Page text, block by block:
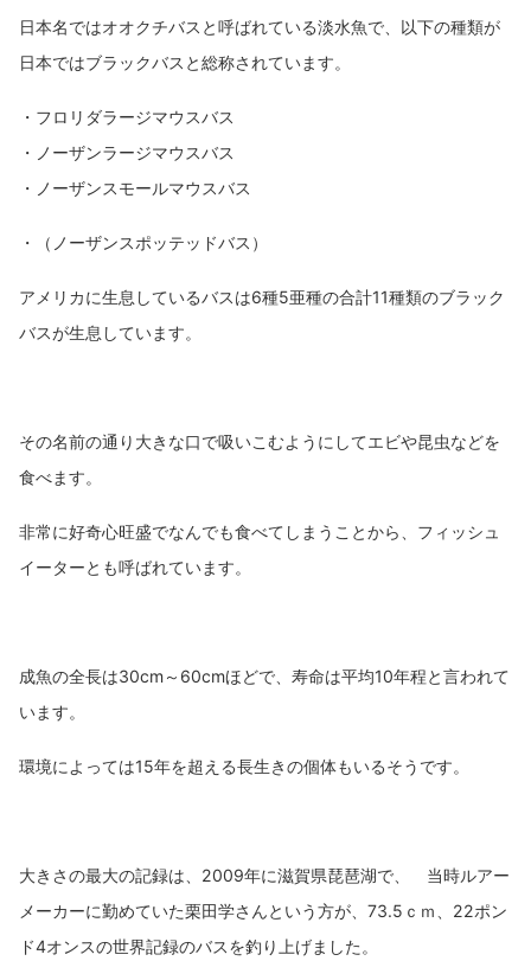
日本名ではオオクチバスと呼ばれている淡水魚で、以下の種類が
日本ではブラックバスと総称されています。
・フロリダラージマウスバス
・ノーザンラージマウスバス
・ノーザンスモールマウスバス
・（ノーザンスポッテッドバス）
アメリカに生息しているバスは6種5亜種の合計11種類のブラック
バスが生息しています。
その名前の通り大きな口で吸いこむようにしてエビや昆虫などを
食べます。
非常に好奇心旺盛でなんでも食べてしまうことから、フィッシュ
イーターとも呼ばれています。
成魚の全長は30cm～60cmほどで、寿命は平均10年程と言われて
います。
環境によっては15年を超える長生きの個体もいるそうです。
大きさの最大の記録は、2009年に滋賀県琵琶湖で、 当時ルアー
メーカーに勤めていた栗田学さんという方が、73.5ｃｍ、22ポン
ド4オンスの世界記録のバスを釣り上げました。